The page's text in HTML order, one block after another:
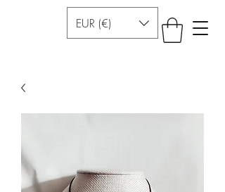
EUR (€)